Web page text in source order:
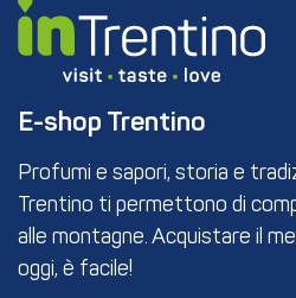
E-shop Trentino
Profumi e sapori, storia e
Trentino ti permettono di
alle montagne. Acquistare il
oggi, è facile!